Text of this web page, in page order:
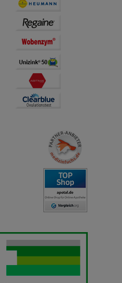
Hierüber lassen sich
und Weise der Nutzung
mit deren Hilfe wir unsere
können, den Inhalt
auch die Werbung auf
für Sie zu gestalten.
Daten hierfür teilweise an
soziale Medien